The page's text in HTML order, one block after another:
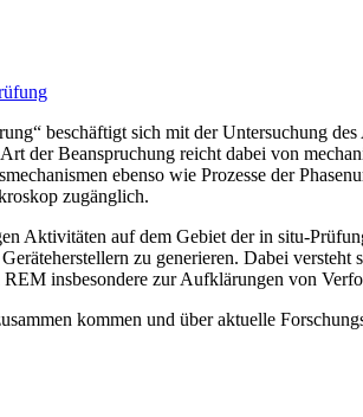
beschäftigt sich mit der Untersuchung
der Beanspruchung reicht dabei von
ebenso wie Prozesse der
zugänglich.
Aktivitäten auf dem Gebiet der in situ-
zu generieren. Dabei
insbesondere zur Aufklärungen von
kommen und über aktuelle